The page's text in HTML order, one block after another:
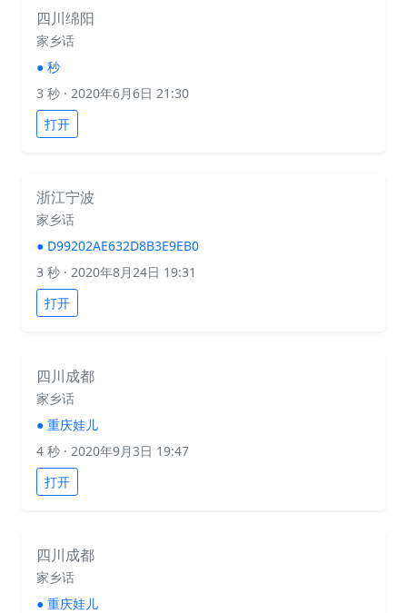
四川绵阳
家乡话
● 秒
3 秒 · 2020年6月6日 21:30
打开
浙江宁波
家乡话
● D99202AE632D8B3E9EB0
3 秒 · 2020年8月24日 19:31
打开
四川成都
家乡话
● 重庆娃儿
4 秒 · 2020年9月3日 19:47
打开
四川成都
家乡话
● 重庆娃儿